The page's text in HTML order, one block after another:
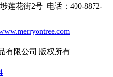
莲花街2号 电话：400-8872-
有限公司 版权所有